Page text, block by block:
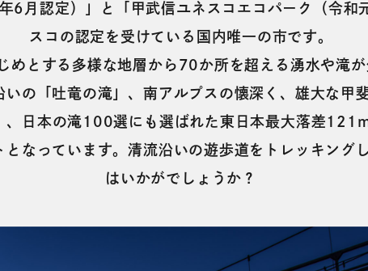
6月認定）」と「甲武信ユネスコエコパーク（令和
スコの認定を受けている国内唯一の市です。
めとする多様な地層から70か所を超える湧水や滝
の「吐竜の滝」、南アルプスの懐深く、雄大な甲
、日本の滝100選にも選ばれた東日本最大落差
なっています。清流沿いの遊歩道をトレッキング
はいかがでしょうか？